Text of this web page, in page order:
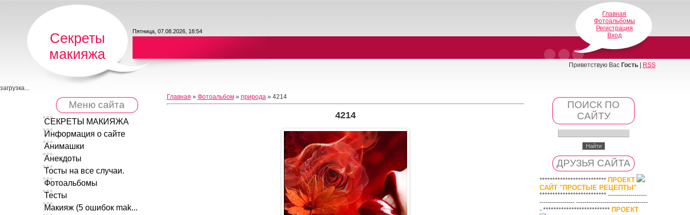
Секреты
макияжа
Пятница, 07.08.2026, 18:54
Главная
Фотоальбомы
Регистрация
Вход
Приветствую Вас Гость| RSS
загрузка...
Меню сайта
СЕКРЕТЫ МАКИЯЖА
Информация о сайте
Анимашки
Анекдоты
Тосты на все случаи.
Фотоальбомы
Тесты
Макияж (5 ошибок mak...
Главная » Фотоальбом» природа» 4214
4214
ПОИСК ПО
САЙТУ
ДРУЗЬЯ САЙТА
************************** ПРОЕКТ
САЙТ "ПРОСТЫЕ РЕЦЕПТЫ"
************************** -------------------
----------------- -----------------------------------
- ************************** ПРОЕКТ